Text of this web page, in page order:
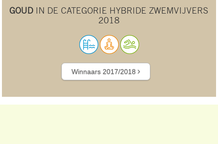
GOUD IN DE CATEGORIE HYBRIDE ZWEMVIJVERS
2018
Winnaars 2017/2018